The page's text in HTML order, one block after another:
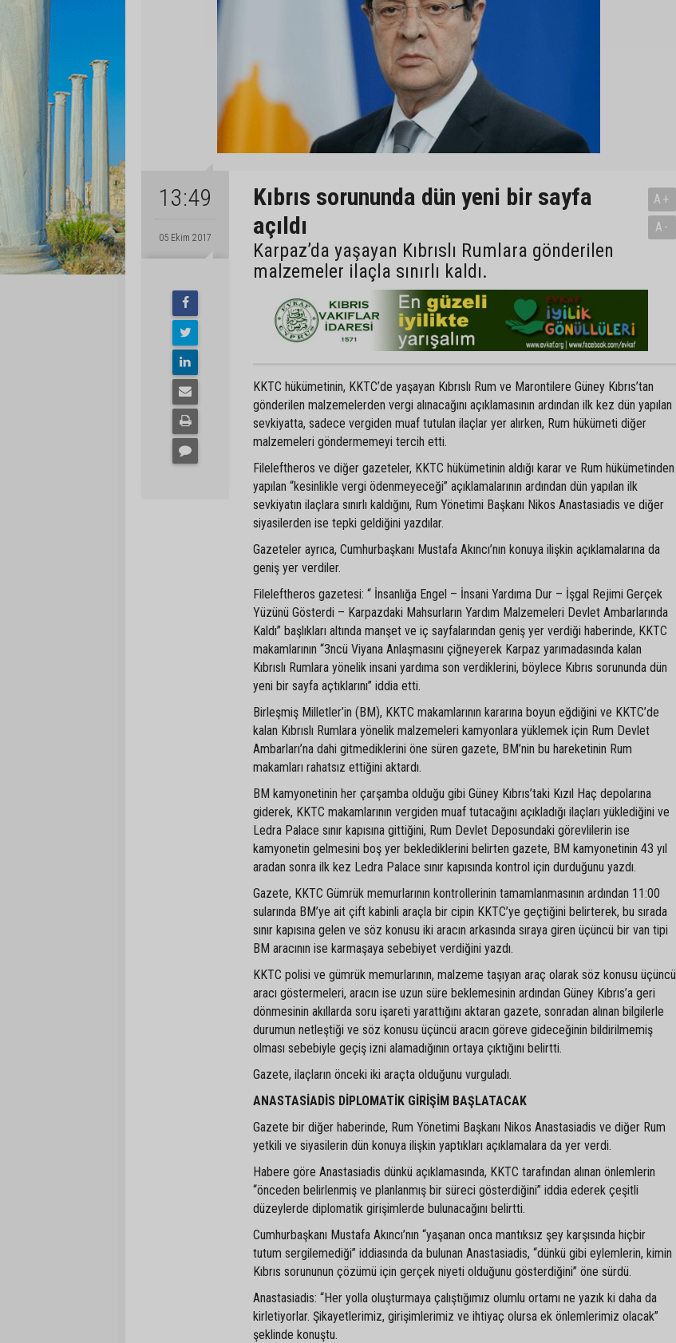
13:49
05 Ekim 2017
Kıbrıs sorununda dün yeni bir sayfa
açıldı
Karpaz’da yaşayan Kıbrıslı Rumlara gönderilen
malzemeler ilaçla sınırlı kaldı.
A+
A-
KKTC hükümetinin, KKTC’de yaşayan Kıbrıslı Rum ve Marontilere Güney Kıbrıs’tan
gönderilen malzemelerden vergi alınacağını açıklamasının ardından ilk kez dün yapılan
sevkiyatta, sadece vergiden muaf tutulan ilaçlar yer alırken, Rum hükümeti diğer
malzemeleri göndermemeyi tercih etti.
Fileleftheros ve diğer gazeteler, KKTC hükümetinin aldığı karar ve Rum hükümetinden
yapılan “kesinlikle vergi ödenmeyeceği” açıklamalarının ardından dün yapılan ilk
sevkiyatın ilaçlara sınırlı kaldığını, Rum Yönetimi Başkanı Nikos Anastasiadis ve diğer
siyasilerden ise tepki geldiğini yazdılar.
Gazeteler ayrıca, Cumhurbaşkanı Mustafa Akıncı’nın konuya ilişkin açıklamalarına da
geniş yer verdiler.
Fileleftheros gazetesi: “ İnsanlığa Engel – İnsani Yardıma Dur – İşgal Rejimi Gerçek
Yüzünü Gösterdi – Karpazdaki Mahsurların Yardım Malzemeleri Devlet Ambarlarında
Kaldı” başlıkları altında manşet ve iç sayfalarından geniş yer verdiği haberinde, KKTC
makamlarının “3ncü Viyana Anlaşmasını çiğneyerek Karpaz yarımadasında kalan
Kıbrıslı Rumlara yönelik insani yardıma son verdiklerini, böylece Kıbrıs sorununda dün
yeni bir sayfa açtıklarını” iddia etti.
Birleşmiş Milletler’in (BM), KKTC makamlarının kararına boyun eğdiğini ve KKTC’de
kalan Kıbrıslı Rumlara yönelik malzemeleri kamyonlara yüklemek için Rum Devlet
Ambarları’na dahi gitmediklerini öne süren gazete, BM’nin bu hareketinin Rum
makamları rahatsız ettiğini aktardı.
BM kamyonetinin her çarşamba olduğu gibi Güney Kıbrıs’taki Kızıl Haç depolarına
giderek, KKTC makamlarının vergiden muaf tutacağını açıkladığı ilaçları yüklediğini ve
Ledra Palace sınır kapısına gittiğini, Rum Devlet Deposundaki görevlilerin ise
kamyonetin gelmesini boş yer beklediklerini belirten gazete, BM kamyonetinin 43 yıl
aradan sonra ilk kez Ledra Palace sınır kapısında kontrol için durduğunu yazdı.
Gazete, KKTC Gümrük memurlarının kontrollerinin tamamlanmasının ardından 11:00
sularında BM’ye ait çift kabinli araçla bir cipin KKTC’ye geçtiğini belirterek, bu sırada
sınır kapısına gelen ve söz konusu iki aracın arkasında sıraya giren üçüncü bir van tipi
BM aracının ise karmaşaya sebebiyet verdiğini yazdı.
KKTC polisi ve gümrük memurlarının, malzeme taşıyan araç olarak söz konusu üçüncü
aracı göstermeleri, aracın ise uzun süre beklemesinin ardından Güney Kıbrıs’a geri
dönmesinin akıllarda soru işareti yarattığını aktaran gazete, sonradan alınan bilgilerle
durumun netleştiği ve söz konusu üçüncü aracın göreve gideceğinin bildirilmemiş
olması sebebiyle geçiş izni alamadığının ortaya çıktığını belirtti.
Gazete, ilaçların önceki iki araçta olduğunu vurguladı.
ANASTASİADİS DİPLOMATİK GİRİŞİM BAŞLATACAK
Gazete bir diğer haberinde, Rum Yönetimi Başkanı Nikos Anastasiadis ve diğer Rum
yetkili ve siyasilerin dün konuya ilişkin yaptıkları açıklamalara da yer verdi.
Habere göre Anastasiadis dünkü açıklamasında, KKTC tarafından alınan önlemlerin
“önceden belirlenmiş ve planlanmış bir süreci gösterdiğini” iddia ederek çeşitli
düzeylerde diplomatik girişimlerde bulunacağını belirtti.
Cumhurbaşkanı Mustafa Akıncı’nın “yaşanan onca mantıksız şey karşısında hiçbir
tutum sergilemediği” iddiasında da bulunan Anastasiadis, “dünkü gibi eylemlerin, kimin
Kıbrıs sorununun çözümü için gerçek niyeti olduğunu gösterdiğini” öne sürdü.
Anastasiadis: “Her yolla oluşturmaya çalıştığımız olumlu ortamı ne yazık ki daha da
kirletiyorlar. Şikayetlerimiz, girişimlerimiz ve ihtiyaç olursa ek önlemlerimiz olacak”
şeklinde konuştu.